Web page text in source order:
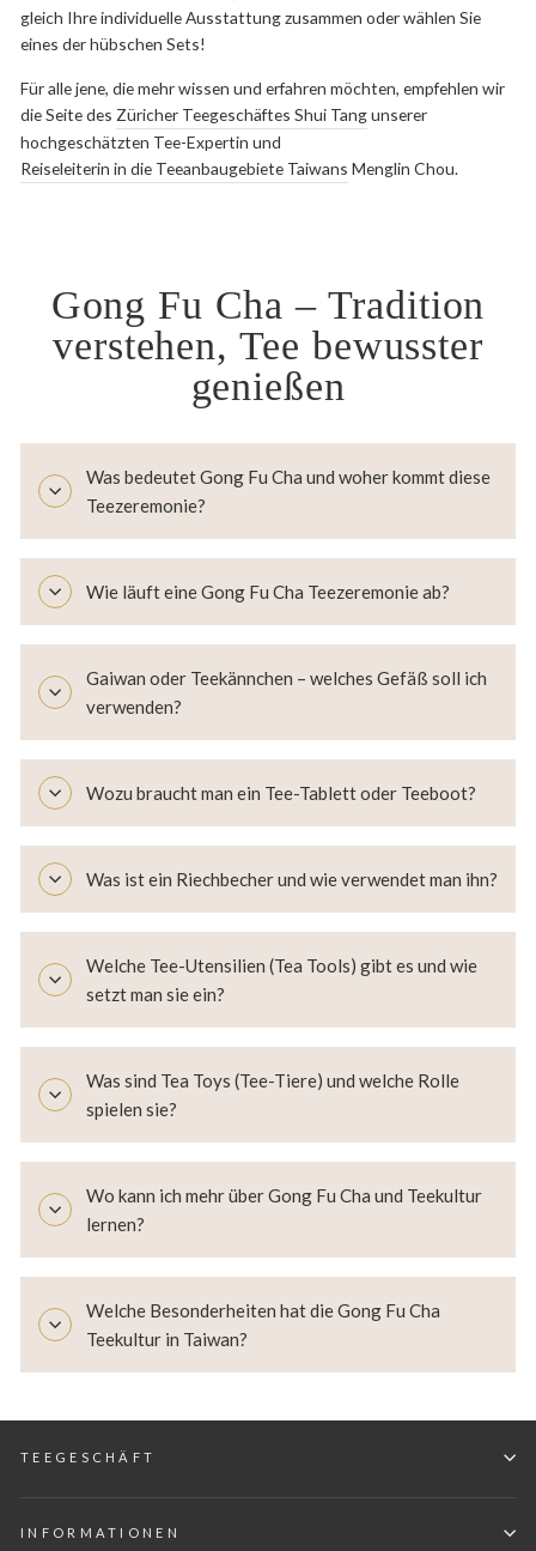
gleich Ihre individuelle Ausstattung zusammen oder wählen Sie
eines der hübschen Sets!
Für alle jene, die mehr wissen und erfahren möchten, empfehlen wir
die Seite des Züricher Teegeschäftes Shui Tangunserer
hochgeschätzten Tee-Expertin und
Reiseleiterin in die Teeanbaugebiete Taiwans Menglin Chou.
Gong Fu Cha – Tradition
verstehen, Tee bewusster
genießen
Was bedeutet Gong Fu Cha und woher kommt diese
Teezeremonie?
Wie läuft eine Gong Fu Cha Teezeremonie ab?
Gaiwan oder Teekännchen – welches Gefäß soll ich
verwenden?
Wozu braucht man ein Tee-Tablett oder Teeboot?
Was ist ein Riechbecher und wie verwendet man ihn?
Welche Tee-Utensilien (Tea Tools) gibt es und wie
setzt man sie ein?
Was sind Tea Toys (Tee-Tiere) und welche Rolle
spielen sie?
Wo kann ich mehr über Gong Fu Cha und Teekultur
lernen?
Welche Besonderheiten hat die Gong Fu Cha
Teekultur in Taiwan?
TEEGESCHÄFT
INFORMATIONEN